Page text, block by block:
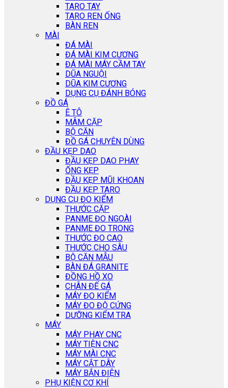
TARO TAY
TARO REN ỐNG
BÀN REN
MÀI
ĐÁ MÀI
ĐÁ MÀI KIM CƯƠNG
ĐÁ MÀI MÁY CẦM TAY
DŨA NGUỘI
DŨA KIM CƯƠNG
DỤNG CỤ ĐÁNH BÓNG
ĐỒ GÁ
Ê TÔ
MÂM CẶP
BỘ CĂN
ĐỒ GÁ CHUYÊN DÙNG
ĐẦU KẸP DAO
ĐẦU KẸP DAO PHAY
ỐNG KẸP
ĐẦU KẸP MŨI KHOAN
ĐẦU KẸP TARO
DỤNG CỤ ĐO KIỂM
THƯỚC CẶP
PANME ĐO NGOÀI
PANME ĐO TRONG
THƯỚC ĐO CAO
THƯỚC CHO SÂU
BỘ CĂN MẪU
BÀN ĐÁ GRANITE
ĐỒNG HỒ XO
CHÂN ĐẾ GÁ
MÁY ĐO KIỂM
MÁY ĐO ĐỘ CỨNG
DƯỠNG KIỂM TRA
MÁY
MÁY PHAY CNC
MÁY TIỆN CNC
MÁY MÀI CNC
MÁY CẮT DÂY
MÁY BẮN ĐIỆN
PHỤ KIỆN CƠ KHÍ